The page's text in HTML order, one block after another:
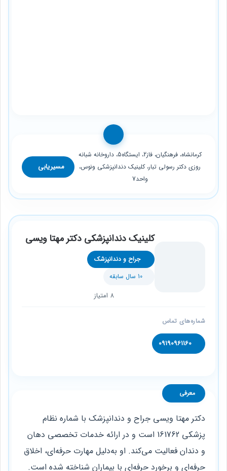
کرمانشاه، فرهنگیان، فاز2، ایستگاه5، داروخانه شبانه
روزی دکتر رسولی تبار، کلینیک دندانپزشکی ونوس،
واحد7
مسیریابی
کلینیک دندانپزشکی دکتر مهتا ویسی
جراح و دندانپزشک
10 سال سابقه
8 امتیاز
شماره‌های تماس
09190961160
معرفی
دکتر مهتا ویسی جراح و دندانپزشک با شماره نظام
پزشکی 161762 است و در ارائه خدمات تخصصی دهان
و دندان فعالیت می‌کند. او به‌دلیل مهارت حرفه‌ای، اخلاق
حرفه‌ای و برخورد حرفه‌ای با بیماران شناخته شده است.